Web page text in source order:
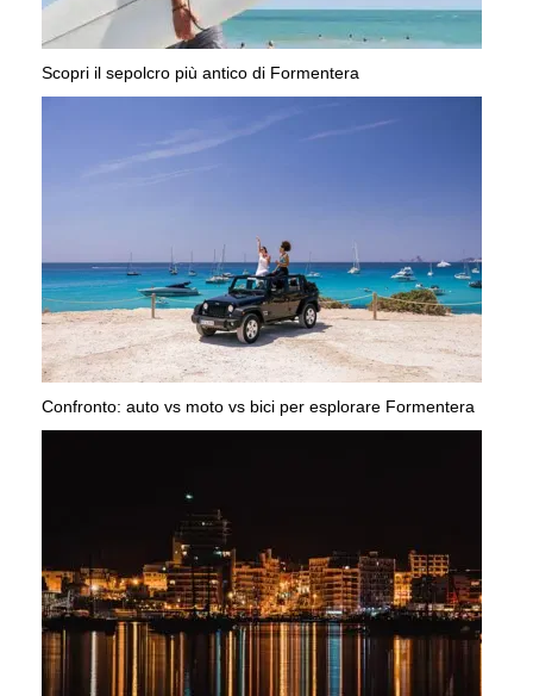
Scopri il sepolcro più antico di Formentera
Confronto: auto vs moto vs bici per esplorare Formentera